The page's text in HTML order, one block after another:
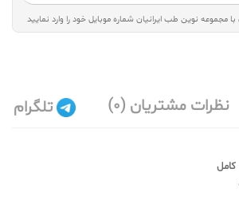
مجموعه نوین طب ایرانیان شماره موبایل خود را وارد نمایید
نظرات مشتریان (0) تلگرام
کامل